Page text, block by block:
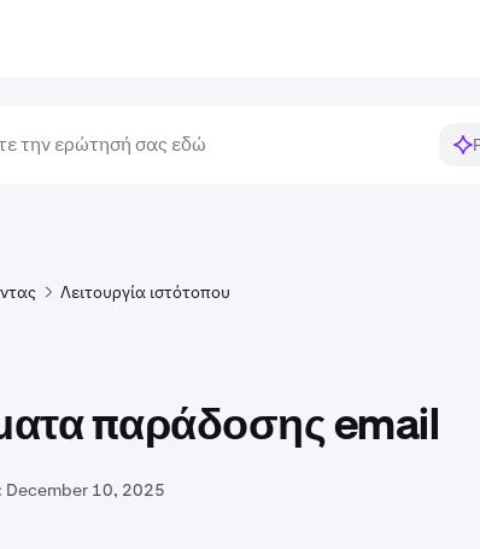
Λειτουργία ιστότοπου
παράδοσης email
December 10, 2025